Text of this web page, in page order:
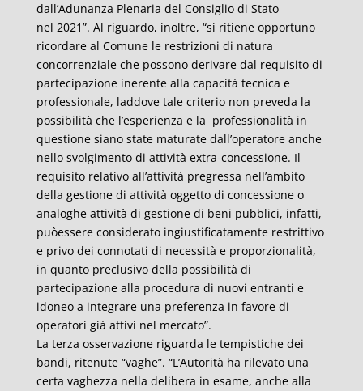
dall’Adunanza Plenaria del Consiglio di Stato
nel 2021”. Al riguardo, inoltre, “si ritiene opportuno
ricordare al Comune le restrizioni di natura
concorrenziale che possono derivare dal requisito di
partecipazione inerente alla capacità tecnica e
professionale, laddove tale criterio non preveda la
possibilità che l’esperienza e la professionalità in
questione siano state maturate dall’operatore anche
nello svolgimento di attività extra-concessione. Il
requisito relativo all’attività pregressa nell’ambito
della gestione di attività oggetto di concessione o
analoghe attività di gestione di beni pubblici, infatti,
puòessere considerato ingiustificatamente restrittivo
e privo dei connotati di necessità e proporzionalità,
in quanto preclusivo della possibilità di
partecipazione alla procedura di nuovi entranti e
idoneo a integrare una preferenza in favore di
operatori già attivi nel mercato”.
La terza osservazione riguarda le tempistiche dei
bandi, ritenute “vaghe”. “L’Autorità ha rilevato una
certa vaghezza nella delibera in esame, anche alla